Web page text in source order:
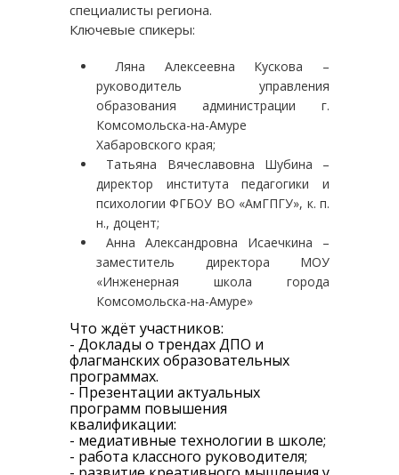
специалисты региона.
Ключевые спикеры:
Ляна Алексеевна Кускова –
руководитель управления
образования администрации г.
Комсомольска-на-Амуре
Хабаровского края;
Татьяна Вячеславовна Шубина –
директор института педагогики и
психологии ФГБОУ ВО «АмГПГУ», к. п.
н., доцент;
Анна Александровна Исаечкина –
заместитель директора МОУ
«Инженерная школа города
Комсомольска-на-Амуре»
Что ждёт участников:
- Доклады о трендах ДПО и
флагманских образовательных
программах.
- Презентации актуальных
программ повышения
квалификации:
- медиативные технологии в школе;
- работа классного руководителя;